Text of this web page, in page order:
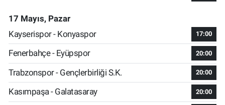
17 Mayıs, Pazar
Kayserispor - Konyaspor
17:00
Fenerbahçe - Eyüpspor 20:00
Trabzonspor - Gençlerbirliği S.K. 20:00
Kasımpaşa - Galatasaray 20:00